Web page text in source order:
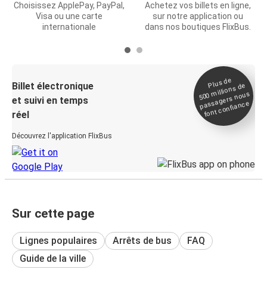
Choisissez ApplePay, PayPal,
Visa ou une carte
internationale
Achetez vos billets en ligne,
sur notre application ou
dans nos boutiques FlixBus.
Billet électronique
et suivi en temps
réel
Découvrez l'application FlixBus
Plus de
500
millions de
passagers nous
font confiance
Sur cette page
Lignes populaires Arrêts de bus
FAQ
Guide de la ville